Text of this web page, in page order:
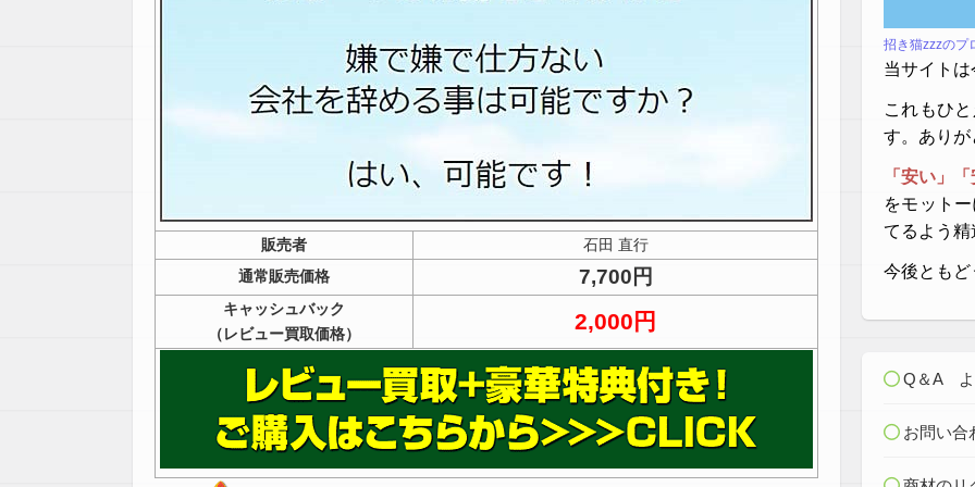
販売者
石田 直行
通常販売価格
7,700円
キャッシュバック
（レビュー買取価格）
2,000円
招き猫zzzのプ
当サイト
これもひ
す。あり
「安い」
をモット
てるよう
今後とも
Q＆A よ
お問い合